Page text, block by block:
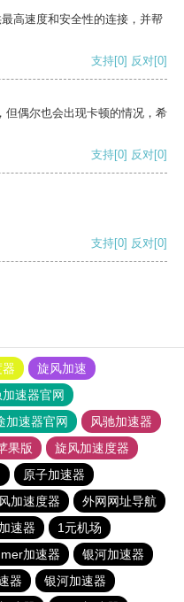
高速度和安全性的连接，并帮
支持[0] 反对[0]
但偶尔也会出现卡顿的情况，希
支持[0] 反对[0]
支持[0] 反对[0]
旋风加速
速器官网
加速器官网
风驰加速器
果版
旋风加速度器
原子加速器
加速度器
外网网址导航
速器
1元机场
加速器
银河加速器
器
银河加速器